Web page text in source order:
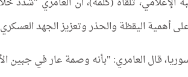
أهمية اليقظة والحذر وتعزيز الجهد
قال العامري: "بأنه وصمة عار في جبين